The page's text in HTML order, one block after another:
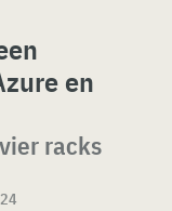
en
racks